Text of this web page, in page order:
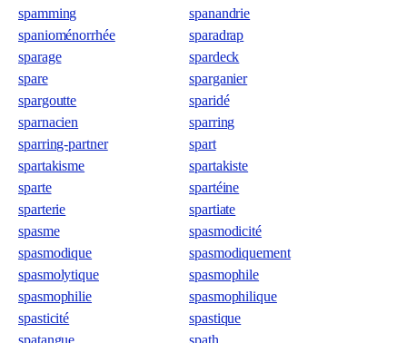
spamming
spanandrie
spanioménorrhée
sparadrap
sparage
spardeck
spare
sparganier
spargoutte
sparidé
sparnacien
sparring
sparring-partner
spart
spartakisme
spartakiste
sparte
spartéine
sparterie
spartiate
spasme
spasmodicité
spasmodique
spasmodiquement
spasmolytique
spasmophile
spasmophilie
spasmophilique
spasticité
spastique
spatangue
spath